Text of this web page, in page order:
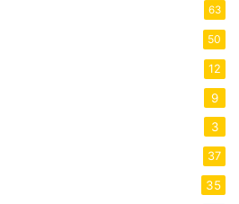
63
50
12
9
3
37
35